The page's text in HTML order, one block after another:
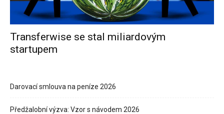
Transferwise se stal miliardovým
startupem
Darovací smlouva na peníze 2026
Předžalobní výzva: Vzor s návodem 2026